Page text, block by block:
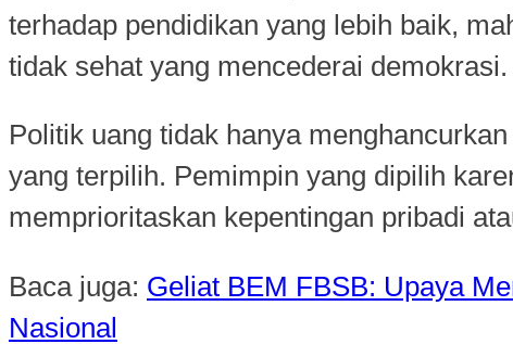
terhadap pendidikan yang lebih baik,
tidak sehat yang mencederai demokrasi.
Politik uang tidak hanya
yang terpilih. Pemimpin yang dipilih
memprioritaskan kepentingan pribadi
Baca juga: Geliat BEM FBSB: Upaya
Nasional